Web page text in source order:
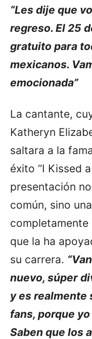
“Les dije que
regreso. El 25
gratuito para
mexicanos.
emocionada”
La cantante,
Katheryn
saltara a la
éxito “I Kissed
presentación
común, sino
que la ha
su carrera.
nuevo, súper
y es realmente
fans, porque
Saben que los